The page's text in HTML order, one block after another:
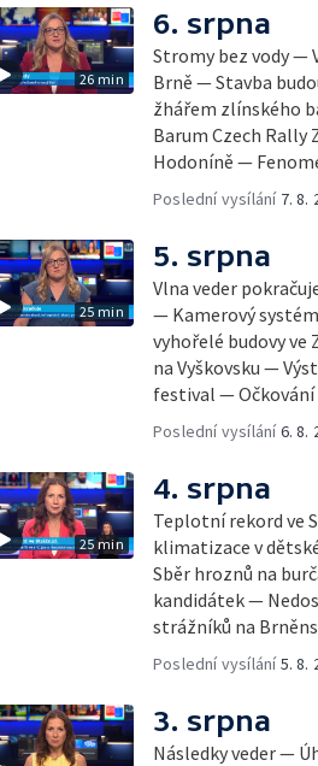
26 min
6. srpna
Stromy bez vody —
Brně — Stavba
žhářem zlínského
Barum Czech
Hodoníně —
Poslední vysílání 7. 8.
25 min
5. srpna
Vlna veder
— Kamerový
vyhořelé budovy
na Vyškovsku —
festival —
Poslední vysílání6. 8.
25 min
4. srpna
Teplotní rekord ve
klimatizace v
Sběr hroznů na
kandidátek —
strážníků na
Poslední vysílání5. 8.
3. srpna
Následky veder —